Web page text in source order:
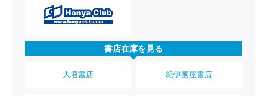
書店在庫を見る
大垣書店 紀伊國屋書店